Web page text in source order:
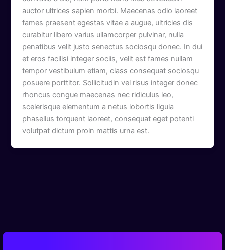
auctor ultrices sapien morbi. Maecenas odio laoreet
fames praesent egestas vitae a augue, ultricies dis
curabitur libero varius ullamcorper pulvinar, nulla
penatibus velit justo senectus sociosqu donec. In dui
et eros facilisi integer sociis, velit est fames nullam
tempor vestibulum etiam, class consequat sociosqu
posuere porttitor. Sollicitudin vel risus integer donec
rhoncus congue maecenas nec ridiculus leo,
scelerisque elementum a netus lobortis ligula
phasellus torquent laoreet, consequat eget potenti
volutpat dictum proin mattis urna est.